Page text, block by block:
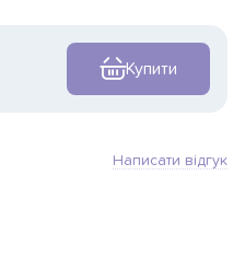
Купити
Написати відгук